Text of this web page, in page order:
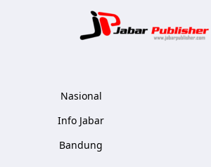
Nasional
Info Jabar
Bandung